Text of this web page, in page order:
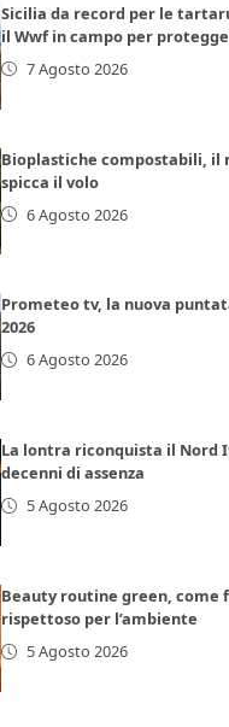
Sicilia da record per le
il Wwf in campo per
7 Agosto 2026
Bioplastiche compostabili, il
spicca il volo
6 Agosto 2026
Prometeo tv, la nuova
2026
6 Agosto 2026
La lontra riconquista il Nord
decenni di assenza
5 Agosto 2026
Beauty routine green, come
rispettoso per l’ambiente
5 Agosto 2026